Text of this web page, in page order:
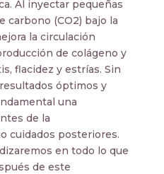
Al inyectar pequeñas
carbono (CO2) bajo la
la circulación
de colágeno y
flacidez y estrías. Sin
óptimos y
una
de la
cuidados posteriores.
en todo lo que
de este